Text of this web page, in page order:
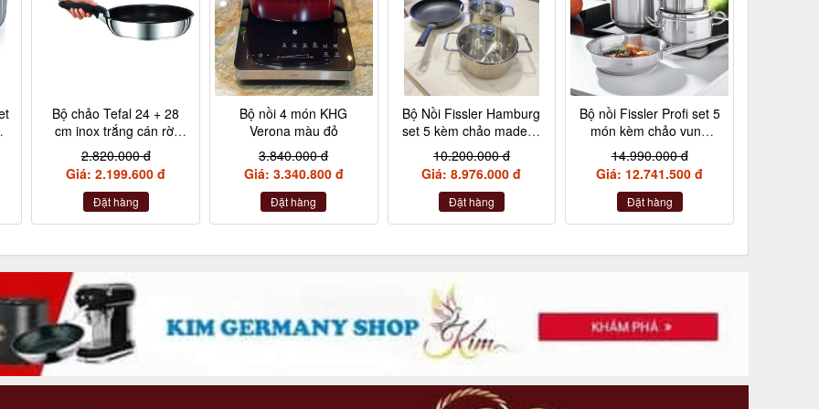
Bộ chảo Tefal 24 + 28
cm inox trắng cán rời
L9409202
2.820.000 đ
Giá: 2.199.600 đ
Đặt hàng
Bộ nồi 4 món KHG
Verona màu đỏ
3.840.000 đ
Giá: 3.340.800 đ
Đặt hàng
Bộ Nồi Fissler Hamburg
set 5 kèm chảo made in
Germany nội địa Đức
10.200.000 đ
Giá: 8.976.000 đ
Đặt hàng
Bộ nồi Fissler Profi set 5
món kèm chảo vung
kính made in Germany
14.990.000 đ
Giá: 12.741.500 đ
Đặt hàng